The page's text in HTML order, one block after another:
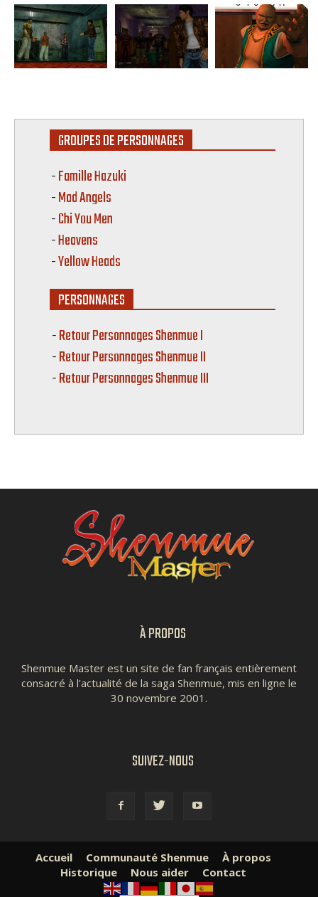
GROUPES DE PERSONNAGES
-Famille Hazuki
-Mad Angels
-Chi You Men
-Heavens
-Yellow Heads
PERSONNAGES
Retour Personnages Shenmue I
Retour Personnages Shenmue II
Retour Personnages Shenmue III
À PROPOS
Shenmue Master est un site de fan français entièrement
consacré à l'actualité de la saga Shenmue, mis en ligne le
30 novembre 2001.
SUIVEZ-NOUS
Accueil Communauté Shenmue
À propos
Historique
Nous aider Contact